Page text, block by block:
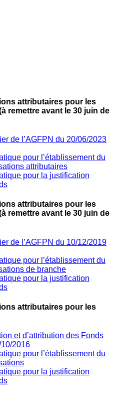
attributaires pour les
remettre avant le 30 juin de
de l’AGFPN du 20/06/2023
pour l’établissement du
attributaires
pour la justification
attributaires pour les
remettre avant le 30 juin de
de l’AGFPN du 10/12/2019
pour l’établissement du
de branche
pour la justification
attributaires pour les
et d’attribution des Fonds
2016
pour l’établissement du
pour la justification